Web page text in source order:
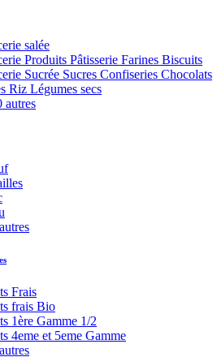
salée
Produits Pâtisserie Farines Biscuits
Sucrée Sucres Confiseries Chocolats
Riz Légumes secs
autres
Frais
frais Bio
1ère Gamme 1/2
4eme et 5eme Gamme